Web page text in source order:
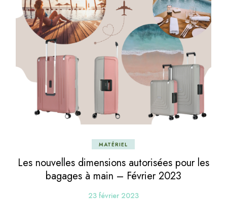
MATÉRIEL
Les nouvelles dimensions autorisées pour les
bagages à main – Février 2023
23 février 2023